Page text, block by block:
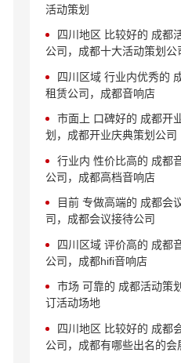
活动策划
四川地区 比较好的 成都
公司，成都十大活动策划公
四川区域 行业内优秀的
租赁公司，成都音响店
市面上 口碑好的 成都开
划，成都开业庆典策划公司
行业内 性价比高的 成都
公司，成都高档音响店
目前 专做高端的 成都会
司，成都会议接待公司
四川区域 评价高的 成都
公司，成都hifi音响店
市场 可靠的 成都活动策
订活动场地
四川地区 比较好的 成都
公司，成都有哪些出名的会